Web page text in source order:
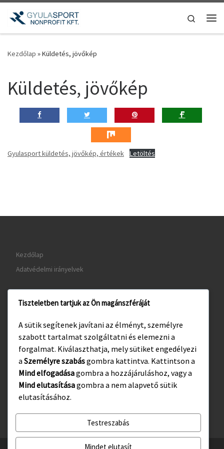
Teljes tartalom megjelenítése
Search
Kezdőlap »Küldetés, jövőkép
Küldetés, jövőkép
Gyulasport küldetés, jövőkép, értékek Letöltés
Kezdőlap
Adatvédelmi irányelvek
www.visitgyula.com
www.gyulakult.hu
Facebook Instagram
Tiszteletben tartjuk az Ön magánszféráját
A sütik segítenek javítani az élményt, személyre
szabott tartalmat szolgáltatni és elemezni a
forgalmat. Kiválaszthatja, mely sütiket engedélyezi
a Személyre szabásgombra kattintva. Kattintson a
Mind elfogadásagombra a hozzájáruláshoz, vagy a
Mind elutasításagombra a nem alapvető sütik
elutasításához.
Testreszabás
Mindet elutasít